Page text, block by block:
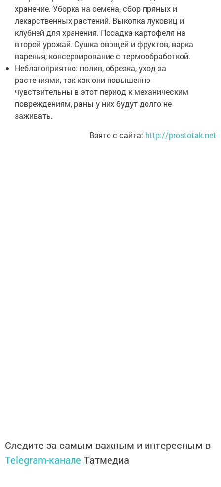
хранение. Уборка на семена, сбор пряных и
лекарственных растений. Выкопка луковиц и
клубней для хранения. Посадка картофеля на
второй урожай. Сушка овощей и фруктов, варка
варенья, консервирование с термообработкой.
Неблагоприятно: полив, обрезка, уход за
растениями, так как они повышенно
чувствительны в этот период к механическим
повреждениям, раны у них будут долго не
заживать.
Взято с сайта: http://prostotak.net
Следите за самым важным и интересным в
Telegram-канале Татмедиа